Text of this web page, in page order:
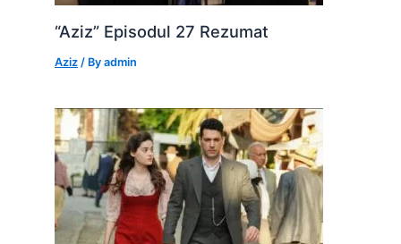
“Aziz” Episodul 27 Rezumat
Aziz / Byadmin